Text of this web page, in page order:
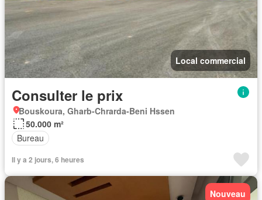
Local commercial
Consulter le prix
Bouskoura, Gharb-Chrarda-Beni Hssen
50.000 m²
Bureau
Il y a 2 jours, 6 heures
Nouveau